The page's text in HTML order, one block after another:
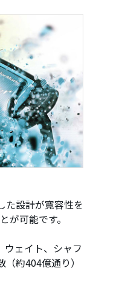
た設計が寛容性を
が可能です。
ウェイト、シャフ
約404億通り）